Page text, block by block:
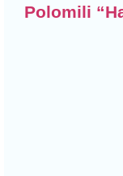
Polomili